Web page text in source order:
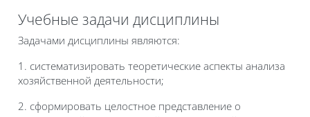
Учебные задачи дисциплины
Задачами дисциплины являются:
1. систематизировать теоретические аспекты анализа
хозяйственной деятельности;
2. сформировать целостное представление о